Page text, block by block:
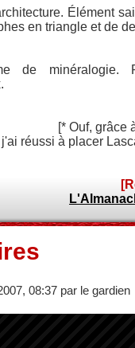
Élément
en triangle et de
de minéralogie.
[* Ouf, grâce
j'ai réussi à placer
08:37 par le gardien